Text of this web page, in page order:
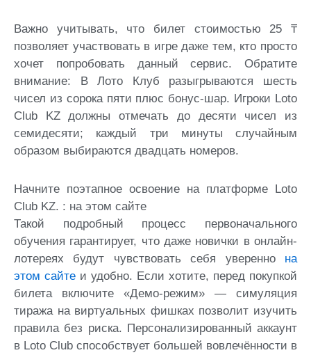
Важно учитывать, что билет стоимостью 25 ₸
позволяет участвовать в игре даже тем, кто просто
хочет попробовать данный сервис. Обратите
внимание: В Лото Клуб разыгрываются шесть
чисел из сорока пяти плюс бонус-шар. Игроки Loto
Club KZ должны отмечать до десяти чисел из
семидесяти; каждый три минуты случайным
образом выбираются двадцать номеров.
Начните поэтапное освоение на платформе Loto
Club KZ. : на этом сайте
Такой подробный процесс первоначального
обучения гарантирует, что даже новички в онлайн-
лотереях будут чувствовать себя уверенно на
этом сайте и удобно. Если хотите, перед покупкой
билета включите «Демо-режим» — симуляция
тиража на виртуальных фишках позволит изучить
правила без риска. Персонализированный аккаунт
в Loto Club способствует большей вовлечённости в